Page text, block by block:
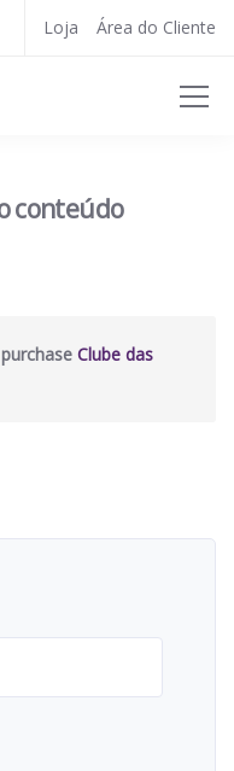
Loja Área do Cliente
conteúdo
Clube das